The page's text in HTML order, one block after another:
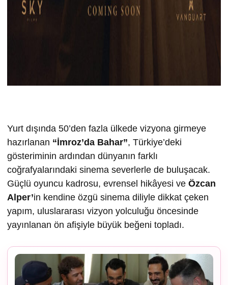
Yurt dışında 50’den fazla ülkede vizyona girmeye
hazırlanan “İmroz’da Bahar”, Türkiye’deki
gösteriminin ardından dünyanın farklı
coğrafyalarındaki sinema severlerle de buluşacak.
Güçlü oyuncu kadrosu, evrensel hikâyesi ve Özcan
Alper’in kendine özgü sinema diliyle dikkat çeken
yapım, uluslararası vizyon yolculuğu öncesinde
yayınlanan ön afişiyle büyük beğeni topladı.